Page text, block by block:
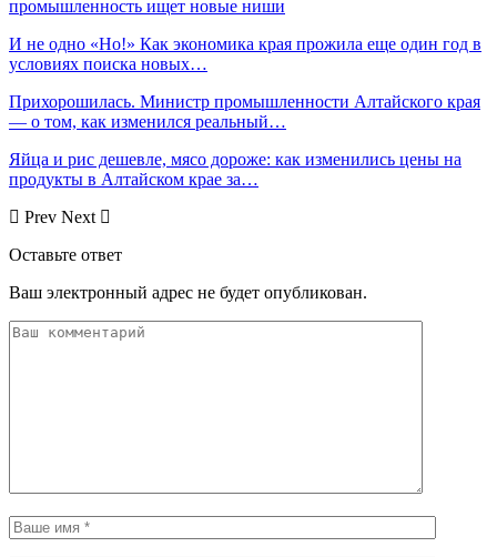
промышленность ищет новые ниши
И не одно «Но!» Как экономика края прожила еще один год в
условиях поиска новых…
Прихорошилась. Министр промышленности Алтайского края
— о том, как изменился реальный…
Яйца и рис дешевле, мясо дороже: как изменились цены на
продукты в Алтайском крае за…
Prev Next
Оставьте ответ
Ваш электронный адрес не будет опубликован.